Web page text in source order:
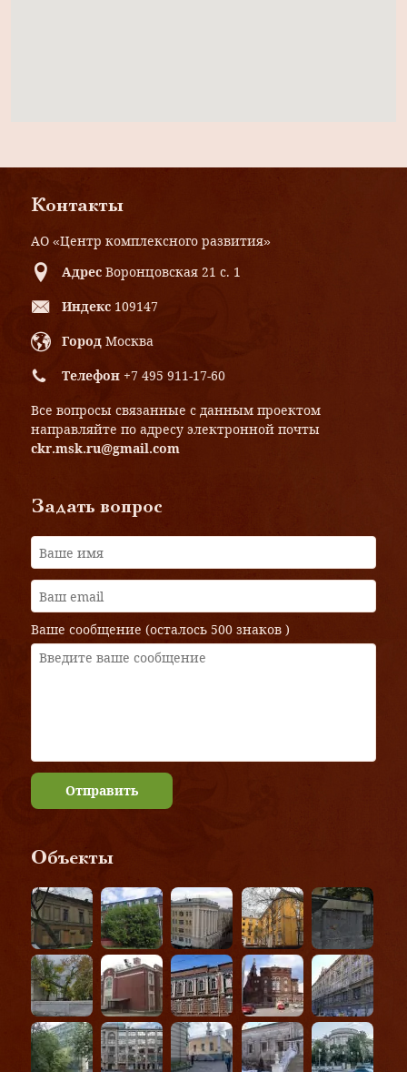
Контакты
АО «Центр комплексного развития»
Адрес Воронцовская 21 с. 1
Индекс 109147
Город Москва
Телефон +7 495 911-17-60
Все вопросы связанные с данным проектом
направляйте по адресу электронной почты
ckr.msk.ru@gmail.com
Задать вопрос
Ваше сообщение (осталось 500 знаков )
Отправить
Объекты